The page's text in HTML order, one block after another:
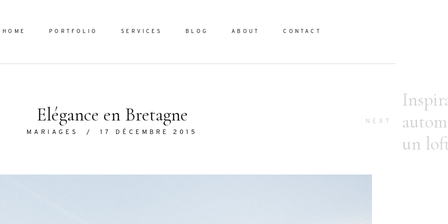
HOME PORTFOLIO SERVICES BLOG ABOUT CONTACT
Elégance en Bretagne
MARIAGES / 17 DÉCEMBRE 2015
NEXT
un
sed
Portfolio
Blog